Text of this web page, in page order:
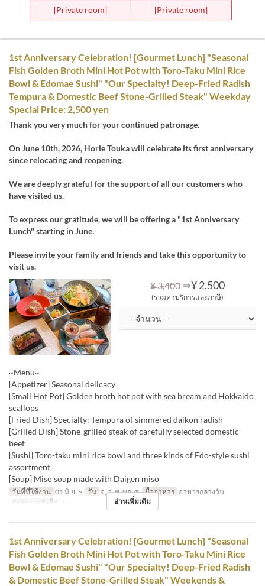
[Private room]
[Private room]
1st Anniversary Celebration! [Gourmet Lunch] "Seasonal
Fish Golden Broth Mini Hot Pot with Toro-Taku Mini Rice
Bowl & Edomae Sushi" "Our Specialty! Deep-Fried Radish
Tempura & Domestic Beef Stone-Grilled Steak" Weekday
Special Price: 2,500 yen
Thank you very much for your continued patronage.
On June 10th, 2026, Horie Touka will celebrate its first anniversary
since relocating and reopening.
We are deeply grateful for the support of all our customers who
have visited us.
To express our gratitude, we will be offering a "1st Anniversary
Lunch" starting in June.
Please invite your family and friends and take this opportunity to
visit us.
¥ 3,400 ⇒¥ 2,500
(รวมค่าบริการและภาษี)
~Menu~
[Appetizer] Seasonal delicacy
[Small Hot Pot] Golden broth hot pot with sea bream and Hokkaido
scallops
[Fried Dish] Specialty: Tempura of simmered daikon radish
[Grilled Dish] Stone-grilled steak of carefully selected domestic
beef
[Sushi] Toro-taku mini rice bowl and three kinds of Edo-style sushi
assortment
[Soup] Miso soup made with Daigen miso
วันที่ที่ใช้งาน 01 มิ.ย. ~ วัน จ, อ, พ, พฤ, ศ มื้ออาหาร อาหารกลางวัน
จำกัดการสั่งซื้อ
1 ~ อ่านเพิ่มเติม
1st Anniversary Celebration! [Gourmet Lunch] "Seasonal
Fish Golden Broth Mini Hot Pot with Toro-Taku Mini Rice
Bowl & Edomae Sushi" "Our Specialty! Deep-Fried Radish
& Domestic Beef Stone-Grilled Steak" Weekends &